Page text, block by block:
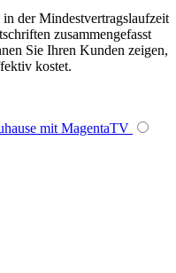
der Mindestvertragslaufzeit
zusammengefasst
Sie Ihren Kunden zeigen,
kostet.
mit MagentaTV